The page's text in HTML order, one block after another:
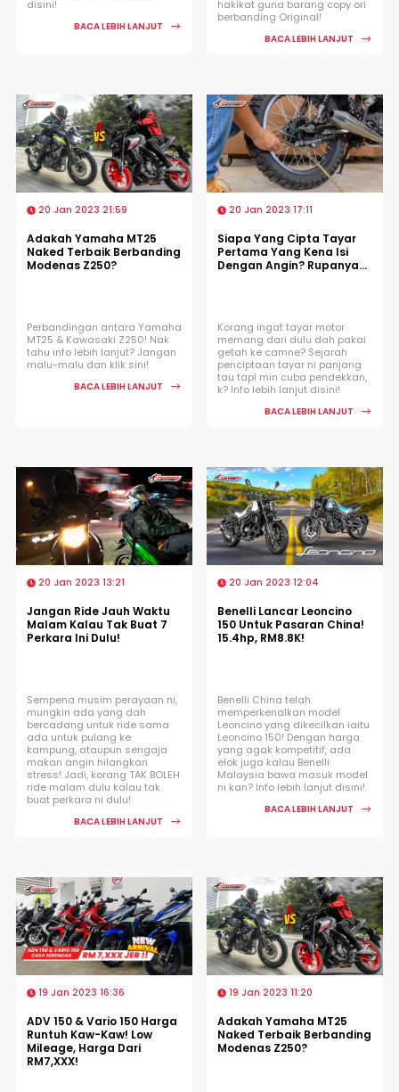
disini!
BACA LEBIH LANJUT
hakikat guna barang copy ori
berbanding Original!
BACA LEBIH LANJUT
20 Jan 2023 21:59
Adakah Yamaha MT25
Naked Terbaik Berbanding
Modenas Z250?
Perbandingan antara Yamaha
MT25 & Kawasaki Z250! Nak
tahu info lebih lanjut? Jangan
malu-malu dan klik sini!
BACA LEBIH LANJUT
20 Jan 2023 17:11
Siapa Yang Cipta Tayar
Pertama Yang Kena Isi
Dengan Angin? Rupanya...
Korang ingat tayar motor
memang dari dulu dah pakai
getah ke camne? Sejarah
penciptaan tayar ni panjang
tau tapi min cuba pendekkan,
k? Info lebih lanjut disini!
BACA LEBIH LANJUT
20 Jan 2023 13:21
Jangan Ride Jauh Waktu
Malam Kalau Tak Buat 7
Perkara Ini Dulu!
Sempena musim perayaan ni,
mungkin ada yang dah
bercadang untuk ride sama
ada untuk pulang ke
kampung, ataupun sengaja
makan angin hilangkan
stress! Jadi, korang TAK BOLEH
ride malam dulu kalau tak
buat perkara ni dulu!
BACA LEBIH LANJUT
20 Jan 2023 12:04
Benelli Lancar Leoncino
150 Untuk Pasaran China!
15.4hp, RM8.8K!
Benelli China telah
memperkenalkan model
Leoncino yang dikecilkan iaitu
Leoncino 150! Dengan harga
yang agak kompetitif, ada
elok juga kalau Benelli
Malaysia bawa masuk model
ni kan? Info lebih lanjut disini!
BACA LEBIH LANJUT
19 Jan 2023 16:36
ADV 150 & Vario 150 Harga
Runtuh Kaw-Kaw! Low
Mileage, Harga Dari
RM7,XXX!
19 Jan 2023 11:20
Adakah Yamaha MT25
Naked Terbaik Berbanding
Modenas Z250?